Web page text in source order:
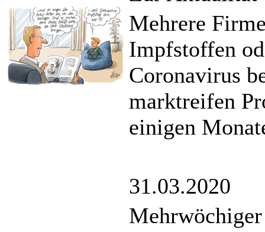
Mehrere
Impfstoffen
Coronavirus
marktreifen
einigen
31.03.2020